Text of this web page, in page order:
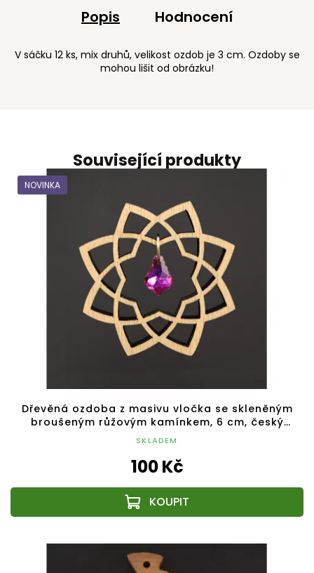
Související produkty
NOVINKA
Dřevěná ozdoba z masivu vločka se skleněným
broušeným růžovým kamínkem, 6 cm, český
výrobek
SKLADEM
100 Kč
Popis Hodnocení
V sáčku 12 ks, mix druhů, velikost ozdob je 3 cm. Ozdoby se
mohou lišit od obrázku!